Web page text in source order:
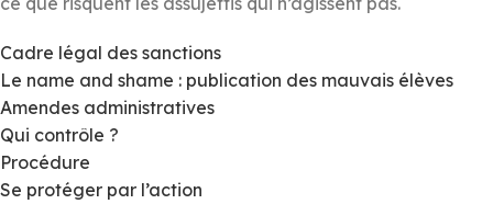
Cadre légal des sanctions
Le name and shame : publication des mauvais élèves
Amendes administratives
Qui contrôle ?
Procédure
Se protéger par l’action